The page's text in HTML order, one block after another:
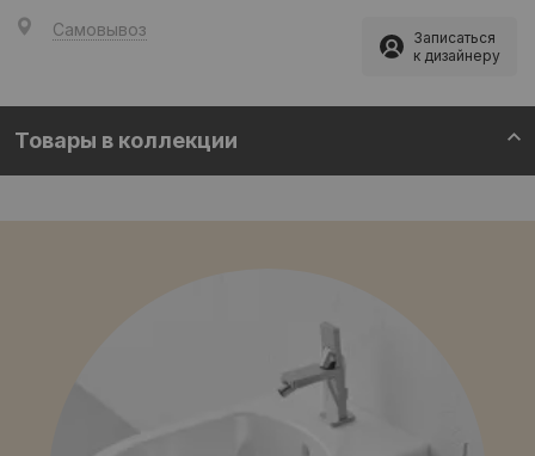
Самовывоз
Записаться
к дизайнеру
Товары в коллекции